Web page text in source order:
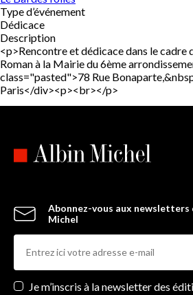
Type d’événement
Dédicace
Description
<p>Rencontre et dédicace dans le cadre
Roman à la Mairie du 6ème
class="pasted">78 Rue
Paris</div><p><br></p>
Abonnez-vous aux newsletters
Michel
Newsletters
Je m’inscris à la newsletter des